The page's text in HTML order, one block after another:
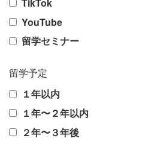
YouTube
留学セミナー
留学予定
１年以内
１年〜２年以内
２年〜３年後